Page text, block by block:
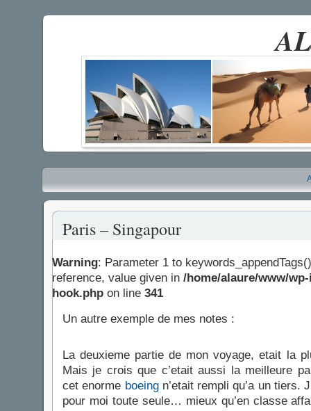
Paris – Singapour
Warning: Parameter 1 to
reference, value given in /home/alaure/www/
hook.php on line 341
Un autre exemple de mes notes :
La deuxieme partie de mon voyage, etait la
Mais je crois que c’etait aussi la meilleure
cet enorme boeingn’etait rempli qu’a un tiers.
pour moi toute seule… mieux qu’en classe